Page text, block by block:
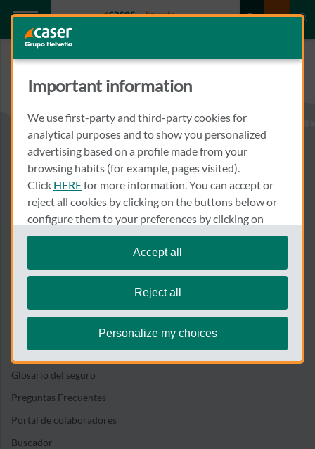
Contacto / Accesos
Nuestros teléfonos
Nuestras oficinas
Magazine
Te ayudamos
Glosario del seguro
Preguntas Frecuentes
Portal de colaboradores
Buscador
Important information
We use first-party and third-party cookies for
analytical purposes and to show you personalized
advertising based on a profile made from your
browsing habits (for example, pages visited).
Click HEREfor more information. You can accept or
reject all cookies by clicking on the buttons below or
configure them to your preferences by clicking on
"personalize my choices".
We remind you that you can modify your cookie
settings at any time in the
Cookie Policy
Accept all
Reject all
Personalize my choices